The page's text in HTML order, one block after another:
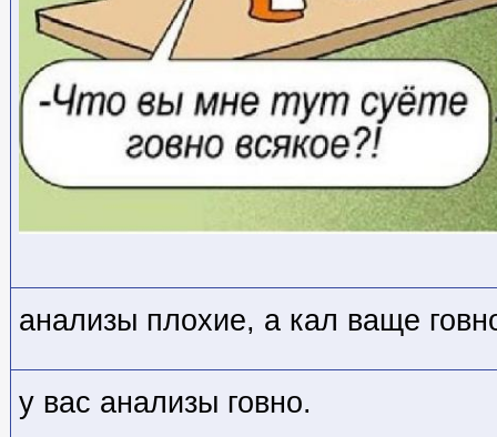
анализы плохие, а кал ваще
у вас анализы говно.